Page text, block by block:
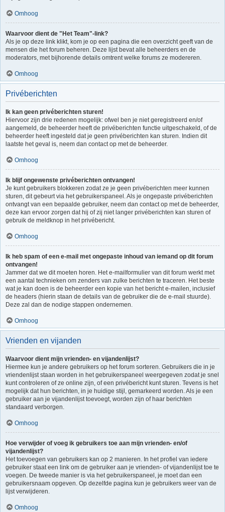
Omhoog
Waarvoor dient de "Het Team"-link?
Als je op deze link klikt, kom je op een pagina die een overzicht geeft van de
mensen die het forum beheren. Deze lijst bevat alle beheerders en de
moderators, met bijhorende details omtrent welke forums ze modereren.
Omhoog
Privéberichten
Ik kan geen privéberichten sturen!
Hiervoor zijn drie redenen mogelijk: ofwel ben je niet geregistreerd en/of
aangemeld, de beheerder heeft de privéberichten functie uitgeschakeld, of de
beheerder heeft ingesteld dat je geen privéberichten kan sturen. Indien dit
laatste het geval is, neem dan contact op met de beheerder.
Omhoog
Ik blijf ongewenste privéberichten ontvangen!
Je kunt gebruikers blokkeren zodat ze je geen privéberichten meer kunnen
sturen, dit gebeurt via het gebruikerspaneel. Als je ongepaste privéberichten
ontvangt van een bepaalde gebruiker, neem dan contact op met de beheerder,
deze kan ervoor zorgen dat hij of zij niet langer privéberichten kan sturen of
gebruik de meldknop in het privébericht.
Omhoog
Ik heb spam of een e-mail met ongepaste inhoud van iemand op dit forum
ontvangen!
Jammer dat we dit moeten horen. Het e-mailformulier van dit forum werkt met
een aantal technieken om zenders van zulke berichten te traceren. Het beste
wat je kan doen is de beheerder een kopie van het bericht e-mailen, inclusief
de headers (hierin staan de details van de gebruiker die de e-mail stuurde).
Deze zal dan de nodige stappen ondernemen.
Omhoog
Vrienden en vijanden
Waarvoor dient mijn vrienden- en vijandenlijst?
Hiermee kun je andere gebruikers op het forum sorteren. Gebruikers die in je
vriendenlijst staan worden in het gebruikerspaneel weergegeven zodat je snel
kunt controleren of ze online zijn, of een privébericht kunt sturen. Tevens is het
mogelijk dat hun berichten, in je huidige stijl, gemarkeerd worden. Als je een
gebruiker aan je vijandenlijst toevoegt, worden zijn of haar berichten
standaard verborgen.
Omhoog
Hoe verwijder of voeg ik gebruikers toe aan mijn vrienden- en/of
vijandenlijst?
Het toevoegen van gebruikers kan op 2 manieren. In het profiel van iedere
gebruiker staat een link om de gebruiker aan je vrienden- of vijandenlijst toe te
voegen. De tweede manier is via het gebruikerspaneel, je moet dan een
gebruikersnaam opgeven. Op dezelfde pagina kun je gebruikers weer van de
lijst verwijderen.
Omhoog